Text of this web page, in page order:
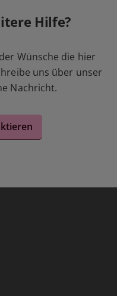
Hilfe?
Wünsche die hier
uns über unser
Nachricht.